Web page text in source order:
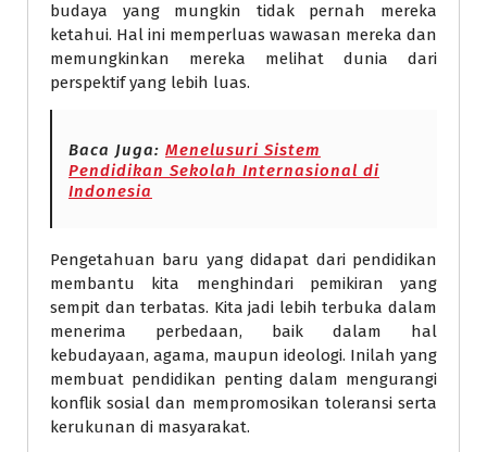
budaya yang mungkin tidak pernah mereka
ketahui. Hal ini memperluas wawasan mereka dan
memungkinkan mereka melihat dunia dari
perspektif yang lebih luas.
Baca Juga: Menelusuri Sistem
Pendidikan Sekolah Internasional di
Indonesia
Pengetahuan baru yang didapat dari pendidikan
membantu kita menghindari pemikiran yang
sempit dan terbatas. Kita jadi lebih terbuka dalam
menerima perbedaan, baik dalam hal
kebudayaan, agama, maupun ideologi. Inilah yang
membuat pendidikan penting dalam mengurangi
konflik sosial dan mempromosikan toleransi serta
kerukunan di masyarakat.